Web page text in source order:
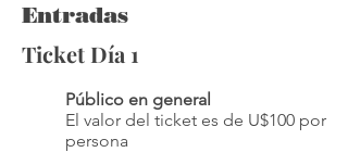
Entradas
Ticket Día 1
Público en general
El valor del ticket es de U$100 por
persona